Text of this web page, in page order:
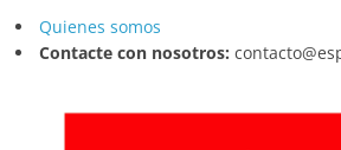
Quienes somos
Contacte con nosotros: